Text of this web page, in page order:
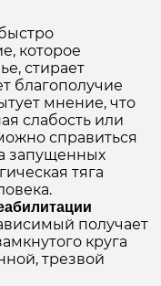
которое
стирает
благополучие
мнение, что
слабость или
справиться
запущенных
тяга
получает
круга
трезвой